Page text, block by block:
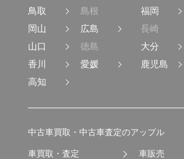
鳥取
島根
岡山
広島
山口
徳島
香川
愛媛
高知
福岡
長崎
大分
鹿児島
中古車買取・中古車査定のアップル
車買取・査定 車販売